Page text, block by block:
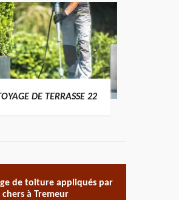
DE TERRASSE 22
de toiture appliqués par
chers à Tremeur